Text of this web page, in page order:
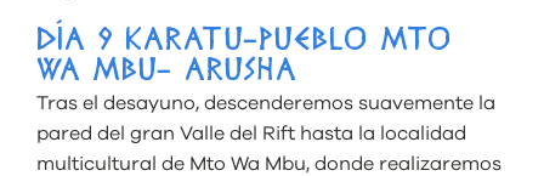
DÍA 9 KARATU-PUEBLO MTO
WA MBU- ARUSHA
Tras el desayuno, descenderemos suavemente la
pared del gran Valle del Rift hasta la localidad
multicultural de Mto Wa Mbu, donde realizaremos